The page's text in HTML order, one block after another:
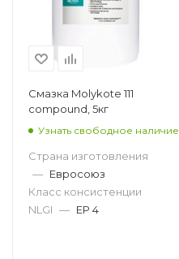
Смазка Molykote 111
compound, 5кг
Узнать свободное наличие
Страна изготовления
— Евросоюз
Класс консистенции
NLGI — EP 4